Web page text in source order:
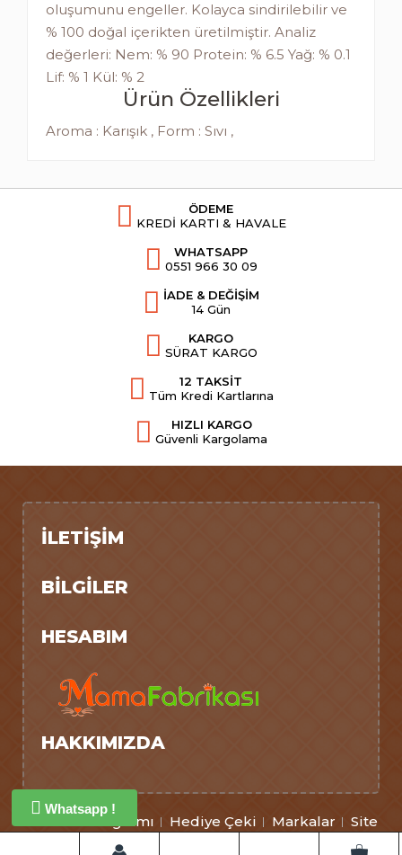
oluşumunu engeller. Kolayca sindirilebilir ve
% 100 doğal içerikten üretilmiştir. Analiz
değerleri: Nem: % 90 Protein: % 6.5 Yağ: % 0.1
Lif: % 1 Kül: % 2
Ürün Özellikleri
Aroma : Karışık , Form : Sıvı ,
Whatsapp !
ÖDEME
KREDİ KARTI & HAVALE
WHATSAPP
0551 966 30 09
İADE & DEĞİŞİM
14 Gün
KARGO
SÜRAT KARGO
12 TAKSİT
Tüm Kredi Kartlarına
HIZLI KARGO
Güvenli Kargolama
İLETIŞIM
BILGILER
HESABIM
HAKKIMIZDA
Ortaklık Programı Hediye Çeki Markalar
Site